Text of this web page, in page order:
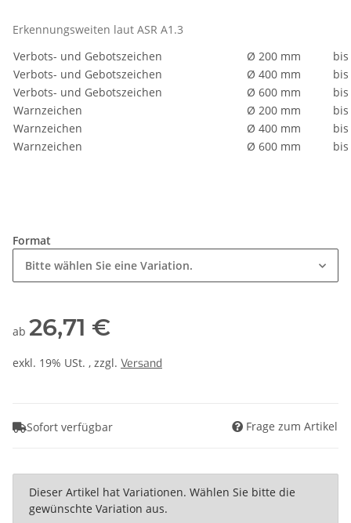
Erkennungsweiten laut ASR A1.3
Verbots- und Gebotszeichen
Ø 200 mm
Verbots- und Gebotszeichen
Ø 400 mm
Verbots- und Gebotszeichen
Ø 600 mm
Warnzeichen
Ø 200 mm
Warnzeichen
Ø 400 mm
Warnzeichen
Ø 600 mm
Format
Bitte wählen Sie eine Variation.
ab 26,71 €
exkl. 19% USt. , zzgl. Versand
Sofort verfügbar Frage zum Artikel
x
Dieser Artikel hat Variationen. Wählen Sie bitte die
gewünschte Variation aus.